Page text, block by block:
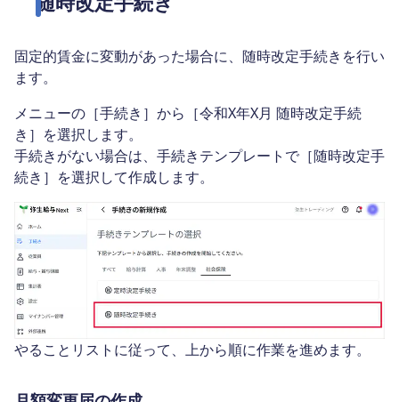
固定的賃金に変動があった場合に、随時改定手続きを行い
ます。
メニューの［手続き］から［令和X年X月 随時改定手続
き］を選択します。
手続きがない場合は、手続きテンプレートで［随時改定手
続き］を選択して作成します。
やることリストに従って、上から順に作業を進めます。